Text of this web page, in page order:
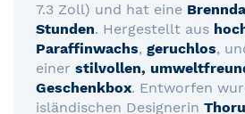
7.3 Zoll) und hat eine
Stunden. Hergestellt aus
Paraffinwachs, geruchlos,
einer stilvollen,
Geschenkbox. Entworfen
isländischen Designerin